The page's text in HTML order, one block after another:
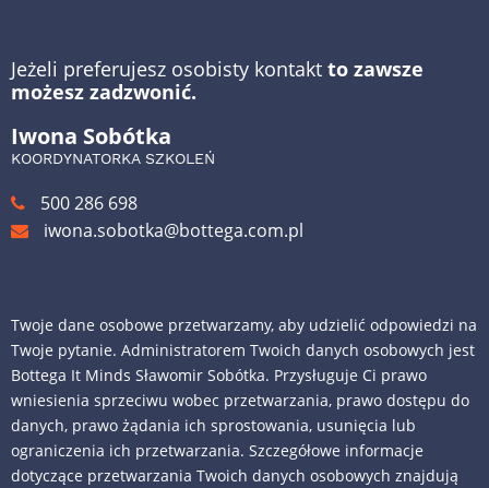
Jeżeli preferujesz osobisty kontakt to zawsze
możesz zadzwonić.
Iwona Sobótka
KOORDYNATORKA SZKOLEŃ
500 286 698
iwona.sobotka@bottega.com.pl
Twoje dane osobowe przetwarzamy, aby udzielić odpowiedzi na
Twoje pytanie. Administratorem Twoich danych osobowych jest
Bottega It Minds Sławomir Sobótka. Przysługuje Ci prawo
wniesienia sprzeciwu wobec przetwarzania, prawo dostępu do
danych, prawo żądania ich sprostowania, usunięcia lub
ograniczenia ich przetwarzania. Szczegółowe informacje
dotyczące przetwarzania Twoich danych osobowych znajdują